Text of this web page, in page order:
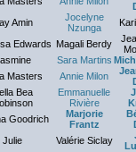
Amin
Jocelyne
Nzunga
Edwards Magali Berdy
Sara Martins
Masters Annie Milon
Bea
Emmanuelle
Rivière
Goodrich
Marjorie
Frantz
Julie Valérie Siclay